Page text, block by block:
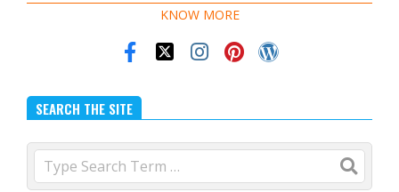
KNOW MORE
SEARCH THE SITE
Search